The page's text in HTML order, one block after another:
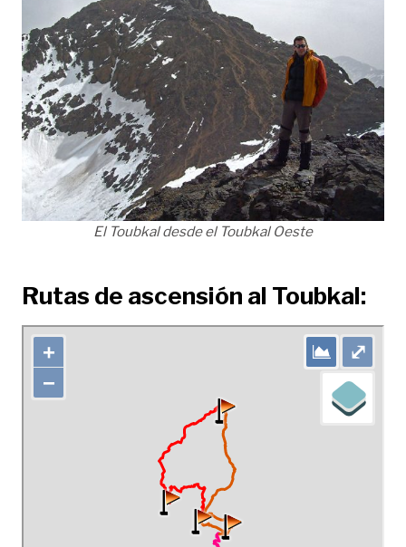
El Toubkal desde el Toubkal Oeste
Rutas de ascensión al Toubkal: